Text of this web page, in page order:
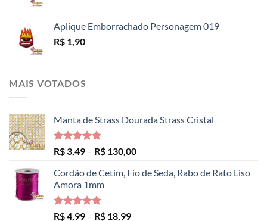
Aplique Emborrachado Personagem 019
R$ 1,90
MAIS VOTADOS
Manta de Strass Dourada Strass Cristal
Avaliação
5.00
de 5
R$ 3,49 – R$ 130,00Faixa
preço:
Cordão de Cetim, Fio de Seda, Rabo de Rato Liso
Amora 1mm
Avaliação
R$4,99 – R$ 18,99Faixa